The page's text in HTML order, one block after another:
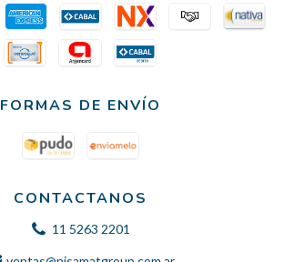
FORMAS DE ENVÍO
CONTACTANOS
11 5263 2201